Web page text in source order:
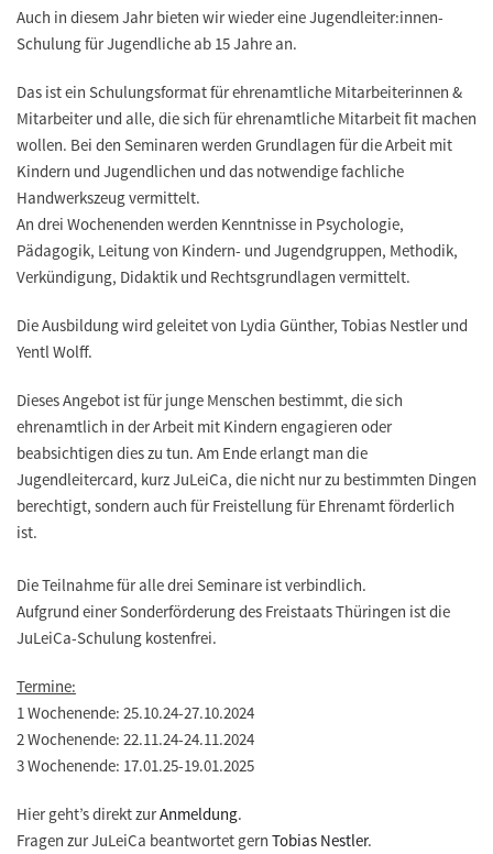
Auch in diesem Jahr bieten wir wieder eine Jugendleiter:innen-
Schulung für Jugendliche ab 15 Jahre an.
Das ist ein Schulungsformat für ehrenamtliche Mitarbeiterinnen &
Mitarbeiter und alle, die sich für ehrenamtliche Mitarbeit fit machen
wollen. Bei den Seminaren werden Grundlagen für die Arbeit mit
Kindern und Jugendlichen und das notwendige fachliche
Handwerkszeug vermittelt.
An drei Wochenenden werden Kenntnisse in Psychologie,
Pädagogik, Leitung von Kindern- und Jugendgruppen, Methodik,
Verkündigung, Didaktik und Rechtsgrundlagen vermittelt.
Die Ausbildung wird geleitet von Lydia Günther, Tobias Nestler und
Yentl Wolff.
Dieses Angebot ist für junge Menschen bestimmt, die sich
ehrenamtlich in der Arbeit mit Kindern engagieren oder
beabsichtigen dies zu tun. Am Ende erlangt man die
Jugendleitercard, kurz JuLeiCa, die nicht nur zu bestimmten Dingen
berechtigt, sondern auch für Freistellung für Ehrenamt förderlich
ist.
Die Teilnahme für alle drei Seminare ist verbindlich.
Aufgrund einer Sonderförderung des Freistaats Thüringen ist die
JuLeiCa-Schulung kostenfrei.
Termine:
1 Wochenende: 25.10.24-27.10.2024
2 Wochenende: 22.11.24-24.11.2024
3 Wochenende: 17.01.25-19.01.2025
Hier geht’s direkt zurAnmeldung.
Fragen zur JuLeiCa beantwortet gern Tobias Nestler.